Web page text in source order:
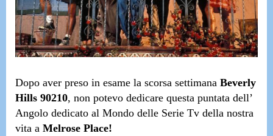
Dopo aver preso in esame la scorsa settimana Beverly
Hills 90210, non potevo dedicare questa puntata dell’
Angolo dedicato al Mondo delle Serie Tv della nostra
vita a Melrose Place!